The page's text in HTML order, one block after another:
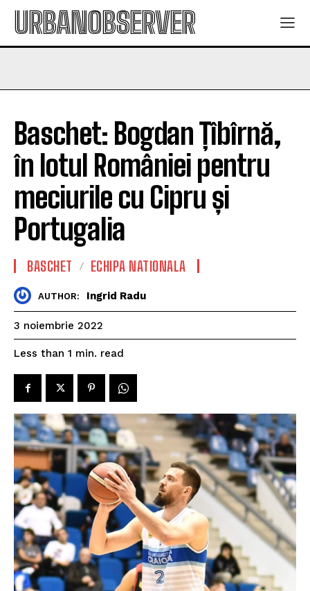
URBANOBSERVER
Baschet: Bogdan Țîbîrnă,
în lotul României pentru
meciurile cu Cipru și
Portugalia
BASCHET ECHIPA NATIONALA
AUTHOR: Ingrid Radu
3 noiembrie 2022
Less than 1 min. read